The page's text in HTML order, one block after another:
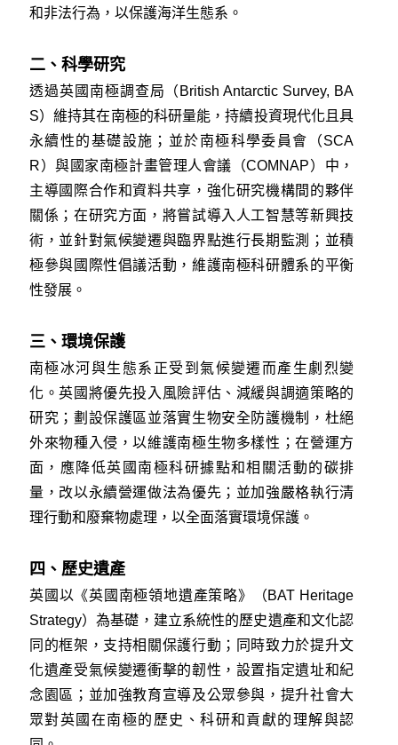
和非法行為，以保護海洋生態系。
二、科學研究
透過英國南極調查局（British Antarctic Survey, BA
S）維持其在南極的科研量能，持續投資現代化且具
永續性的基礎設施；並於南極科學委員會（SCA
R）與國家南極計畫管理人會議（COMNAP）中，
主導國際合作和資料共享，強化研究機構間的夥伴
關係；在研究方面，將嘗試導入人工智慧等新興技
術，並針對氣候變遷與臨界點進行長期監測；並積
極參與國際性倡議活動，維護南極科研體系的平衡
性發展。
三、環境保護
南極冰河與生態系正受到氣候變遷而產生劇烈變
化。英國將優先投入風險評估、減緩與調適策略的
研究；劃設保護區並落實生物安全防護機制，杜絕
外來物種入侵，以維護南極生物多樣性；在營運方
面，應降低英國南極科研據點和相關活動的碳排
量，改以永續營運做法為優先；並加強嚴格執行清
理行動和廢棄物處理，以全面落實環境保護。
四、歷史遺產
英國以《英國南極領地遺產策略》（BAT Heritage
Strategy）為基礎，建立系統性的歷史遺產和文化認
同的框架，支持相關保護行動；同時致力於提升文
化遺產受氣候變遷衝擊的韌性，設置指定遺址和紀
念園區；並加強教育宣導及公眾參與，提升社會大
眾對英國在南極的歷史、科研和貢獻的理解與認